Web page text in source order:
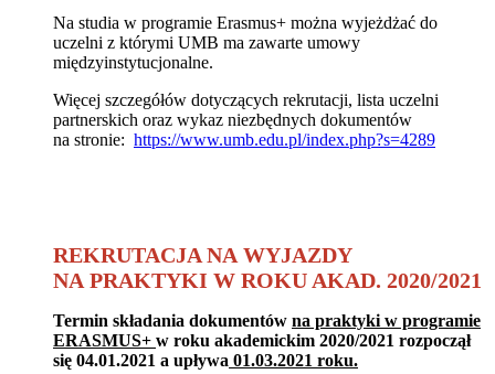
Na studia w programie Erasmus+ można wyjeżdżać do
uczelni z którymi UMB ma zawarte umowy
międzyinstytucjonalne.
Więcej szczegółów dotyczących rekrutacji, lista uczelni
partnerskich oraz wykaz niezbędnych dokumentów
na stronie: https://www.umb.edu.pl/index.php?s=4289
REKRUTACJA NA WYJAZDY
NA PRAKTYKI W ROKU AKAD. 2020/2021
Termin składania dokumentów na praktyki w programie
ERASMUS+ w roku akademickim 2020/2021 rozpoczął
się 04.01.2021 a upływa 01.03.2021 roku.